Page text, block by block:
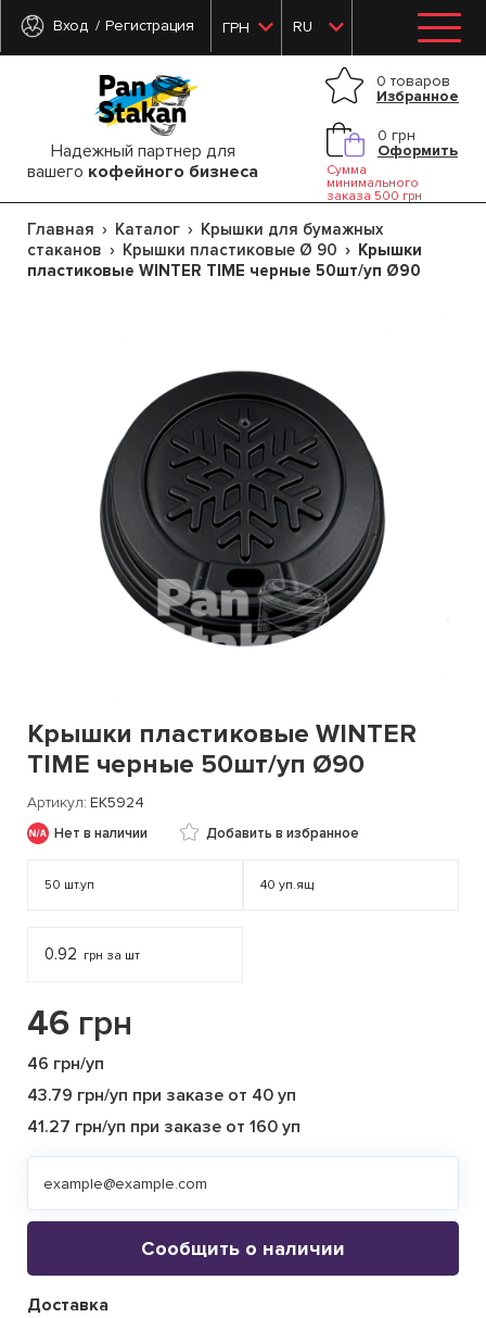
Вход Регистрация ГРН RU
Надежный партнер для
вашего кофейного бизнеса
0 товаров
Избранное
0 грн
Оформить
Сумма
минимального
заказа 500 грн
Главная Каталог
Крышки для бумажных
стаканов
Крышки пластиковые Ø 90
Крышки
пластиковые WINTER TIME черные 50шт/уп Ø90
Крышки пластиковые WINTER
TIME черные 50шт/уп Ø90
Артикул ЕК5924
Нет в наличии Добавить в избранное
50 шт.уп 40 уп.ящ
0.92 грн за шт
46 грн
46 грн/уп
43.79 грн/уп при заказе от 40 уп
41.27 грн/уп при заказе от 160 уп
Сообщить о наличии
Доставка